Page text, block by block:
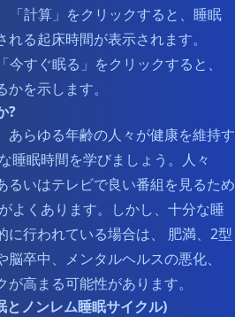
「計算」をクリックすると、睡眠
る起床時間が表示されます。
すぐ眠る」をクリックすると、
を示します。
?
あらゆる年齢の人々が健康を維持す
睡眠時間を学びましょう。人々
るいはテレビで良い番組を見るため
よくあります。しかし、十分な睡
に行われている場合は、 肥満、2型
卒中、メンタルヘルスの悪化、
高まる可能性があります。
とノンレム睡眠サイクル)